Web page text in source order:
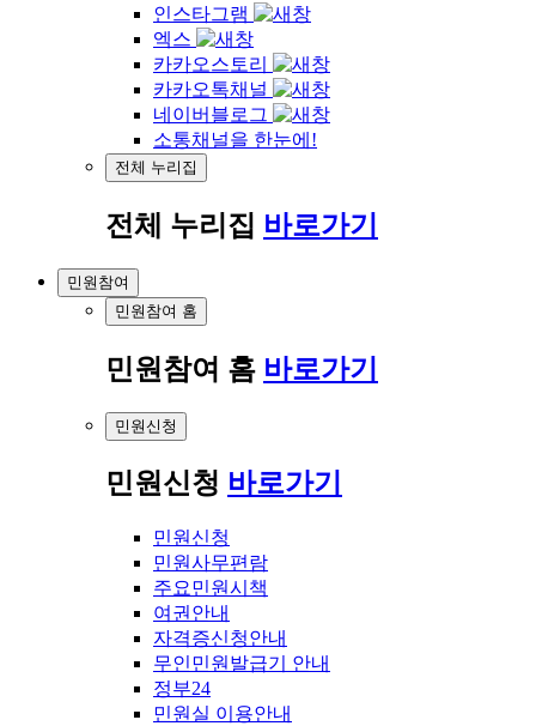
인스타그램
엑스
카카오스토리
카카오톡채널
네이버블로그
소통채널을 한눈에!
전체 누리집
전체 누리집 바로가기
민원참여
민원참여 홈
민원참여 홈 바로가기
민원신청
민원신청 바로가기
민원신청
민원사무편람
주요민원시책
여권안내
자격증신청안내
무인민원발급기 안내
정부24
민원실 이용안내